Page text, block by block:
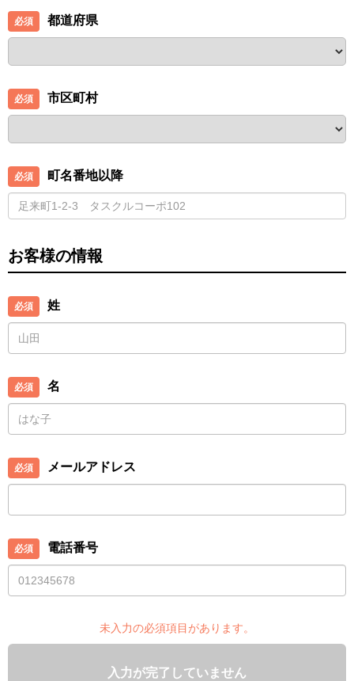
都道府県
市区町村
町名番地以降
お客様の情報
姓
名
メールアドレス
電話番号
未入力の必須項目があります。